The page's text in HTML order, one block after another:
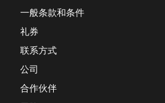
一般条款和条件
礼券
联系方式
公司
合作伙伴